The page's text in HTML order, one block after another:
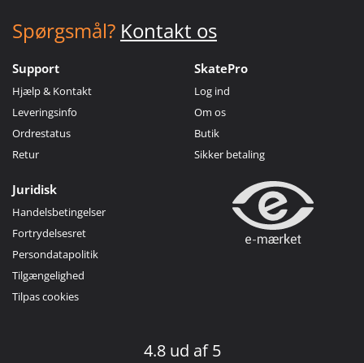
Spørgsmål? Kontakt os
Support
Hjælp & Kontakt
Leveringsinfo
Ordrestatus
Retur
SkatePro
Log ind
Om os
Butik
Sikker betaling
Juridisk
Handelsbetingelser
Fortrydelsesret
Persondatapolitik
Tilgængelighed
Tilpas cookies
4.8 ud af 5